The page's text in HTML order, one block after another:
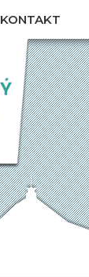
KONTAKT